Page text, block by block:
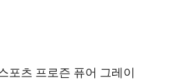
포츠 프로즌 퓨어 그레이